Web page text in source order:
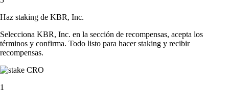
Haz staking de KBR, Inc.
Selecciona KBR, Inc. en la sección de recompensas, acepta los
términos y confirma. Todo listo para hacer staking y recibir
recompensas.
1